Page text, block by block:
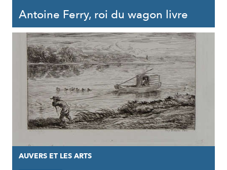
Antoine Ferry, roi du wagon livre
AUVERS ET LES ARTS